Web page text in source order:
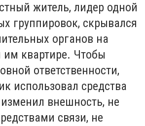
житель, лидер одной
группировок, скрывался
органов на
им квартире. Чтобы
ответственности,
использовал средства
внешность, не
связи, не